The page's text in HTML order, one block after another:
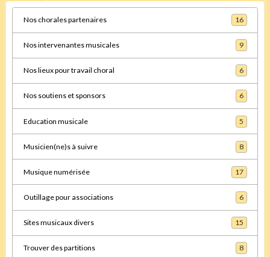
Nos chorales partenaires 16
Nos intervenantes musicales 9
Nos lieux pour travail choral 6
Nos soutiens et sponsors 6
Education musicale 5
Musicien(ne)s à suivre 8
Musique numérisée 17
Outillage pour associations 6
Sites musicaux divers 15
Trouver des partitions 8